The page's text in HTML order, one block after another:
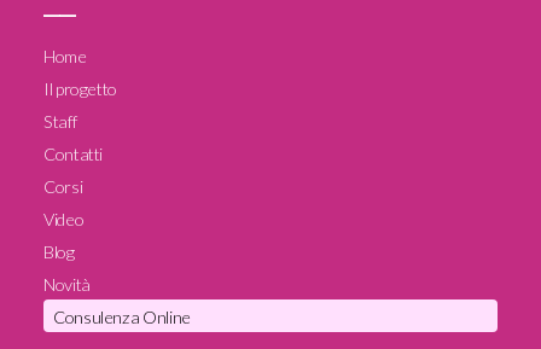
Home
Il progetto
Staff
Contatti
Corsi
Video
Blog
Novità
Consulenza Online